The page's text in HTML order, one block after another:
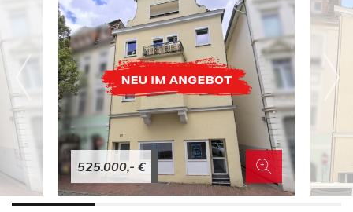
525.000,- €